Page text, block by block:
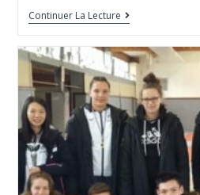
Continuer La Lecture